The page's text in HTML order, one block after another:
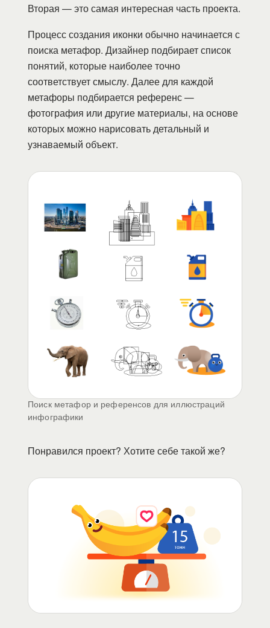
Вторая — это самая интересная часть проекта.
Процесс создания иконки обычно начинается с
поиска метафор. Дизайнер подбирает список
понятий, которые наиболее точно
соответствует смыслу. Далее для каждой
метафоры подбирается референс —
фотография или другие материалы, на основе
которых можно нарисовать детальный и
узнаваемый объект.
Поиск метафор и референсов для иллюстраций
инфографики
Понравился проект? Хотите себе такой же?